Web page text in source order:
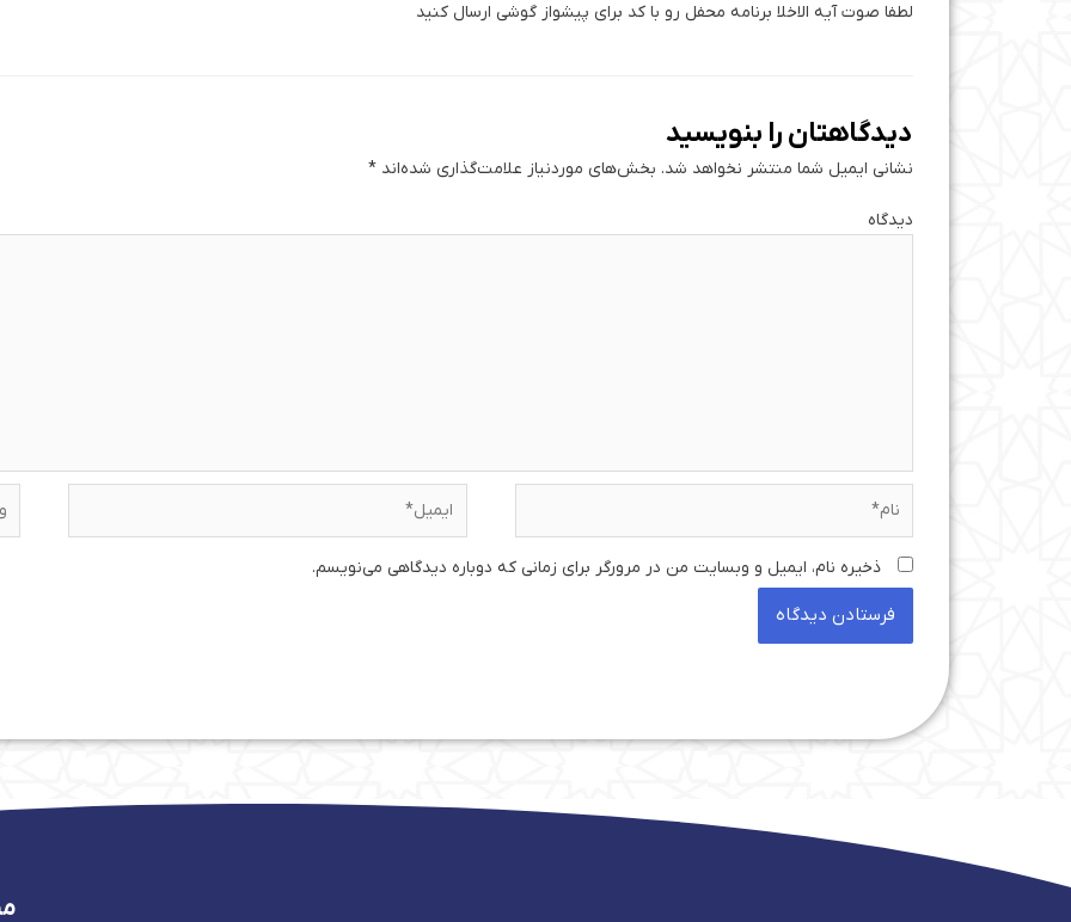
لطفا صوت آیه الاخلا برنامه محفل رو با کد برای پیشواز گوشی ارسال کنید
دیدگاهتان را بنویسید
نشانی ایمیل شما منتشر نخواهد شد. بخش‌های موردنیاز علامت‌گذاری شده‌اند *
ذخیره نام، ایمیل و وبسایت من در مرورگر برای زمانی که دوباره دیدگاهی می‌نویسم.